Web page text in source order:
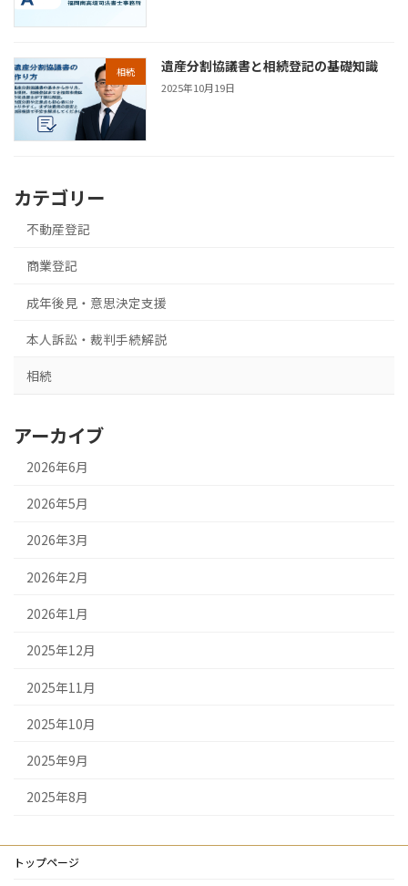
相続 遺産分割協議書と相続登記の基礎知識
2025年10月19日
カテゴリー
不動産登記
商業登記
成年後見・意思決定支援
本人訴訟・裁判手続解説
相続
アーカイブ
2026年6月
2026年5月
2026年3月
2026年2月
2026年1月
2025年12月
2025年11月
2025年10月
2025年9月
2025年8月
トップページ